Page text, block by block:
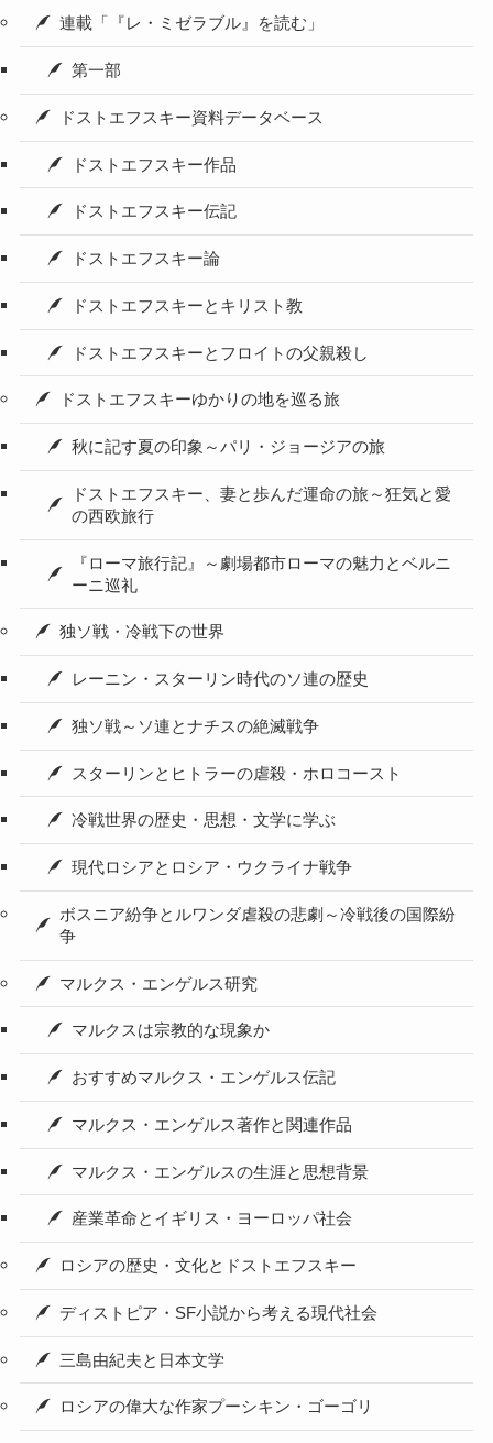
連載「『レ・ミゼラブル』を読む」
第一部
ドストエフスキー資料データベース
ドストエフスキー作品
ドストエフスキー伝記
ドストエフスキー論
ドストエフスキーとキリスト教
ドストエフスキーとフロイトの父親殺し
ドストエフスキーゆかりの地を巡る旅
秋に記す夏の印象～パリ・ジョージアの旅
ドストエフスキー、妻と歩んだ運命の旅～狂気と愛
の西欧旅行
『ローマ旅行記』～劇場都市ローマの魅力とベルニ
ーニ巡礼
独ソ戦・冷戦下の世界
レーニン・スターリン時代のソ連の歴史
独ソ戦～ソ連とナチスの絶滅戦争
スターリンとヒトラーの虐殺・ホロコースト
冷戦世界の歴史・思想・文学に学ぶ
現代ロシアとロシア・ウクライナ戦争
ボスニア紛争とルワンダ虐殺の悲劇～冷戦後の国際紛
争
マルクス・エンゲルス研究
マルクスは宗教的な現象か
おすすめマルクス・エンゲルス伝記
マルクス・エンゲルス著作と関連作品
マルクス・エンゲルスの生涯と思想背景
産業革命とイギリス・ヨーロッパ社会
ロシアの歴史・文化とドストエフスキー
ディストピア・SF小説から考える現代社会
三島由紀夫と日本文学
ロシアの偉大な作家プーシキン・ゴーゴリ